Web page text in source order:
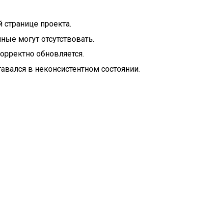
проекта.
могут отсутствовать.
обновляется.
в неконсистентном состоянии.
AI-АССИСТЕНТ TAGIX